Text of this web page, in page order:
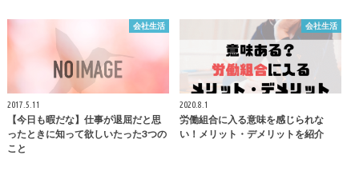
会社生活
2017.5.11
【今日も暇だな】仕事が退屈だと思
ったときに知って欲しいたった3つの
こと
会社生活
2020.8.1
労働組合に入る意味を感じられな
い！メリット・デメリットを紹介